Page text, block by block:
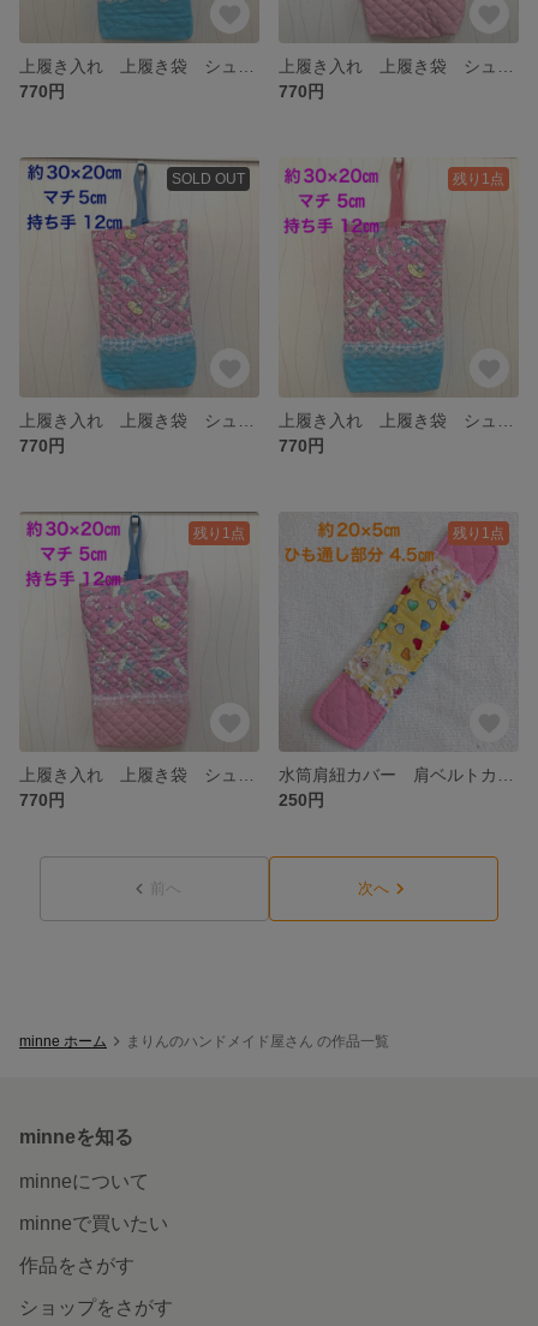
770円
770円
SOLD OUT
770円
残り1点
770円
残り1点
770円
残り1点
250円
前へ 次へ
minne ホーム まりんのハンドメイド屋さん の作品一覧
minneを知る
minneについて
minneで買いたい
作品をさがす
ショップをさがす